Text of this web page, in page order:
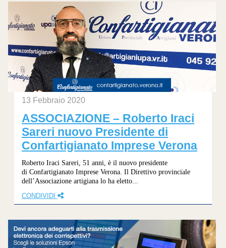
13 Febbraio 2020
ASSOCIAZIONE – Roberto Iraci
Sareri nuovo Presidente di
Confartigianato Imprese Verona
Roberto Iraci Sareri, 51 anni, è il nuovo presidente
di Confartigianato Imprese Verona. Il Direttivo provinciale
dell’Associazione artigiana lo ha eletto...
CONDIVIDI